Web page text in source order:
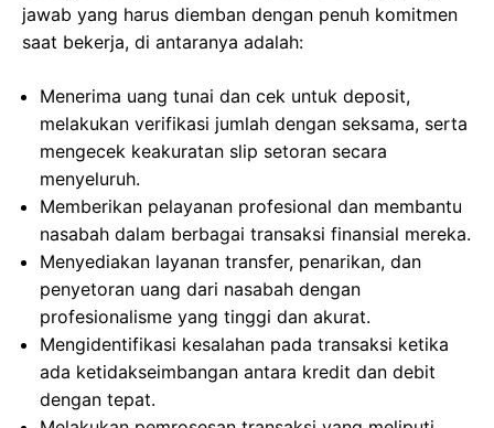
jawab yang harus diemban dengan penuh komitmen
saat bekerja, di antaranya adalah:
Menerima uang tunai dan cek untuk deposit,
melakukan verifikasi jumlah dengan seksama, serta
mengecek keakuratan slip setoran secara
menyeluruh.
Memberikan pelayanan profesional dan membantu
nasabah dalam berbagai transaksi finansial mereka.
Menyediakan layanan transfer, penarikan, dan
penyetoran uang dari nasabah dengan
profesionalisme yang tinggi dan akurat.
Mengidentifikasi kesalahan pada transaksi ketika
ada ketidakseimbangan antara kredit dan debit
dengan tepat.